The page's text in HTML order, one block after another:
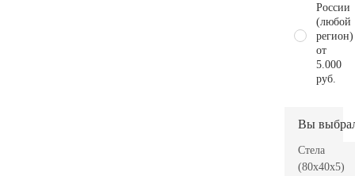
России
(любой
регион)
от
5.000
руб.
Вы
Стела
(80x40x5)